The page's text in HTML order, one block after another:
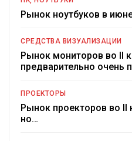
Рынок ноутбуков в
СРЕДСТВА ВИЗУАЛИЗАЦИИ
Рынок мониторов во II
предварительно очень
ПРОЕКТОРЫ
Рынок проекторов во II
но…